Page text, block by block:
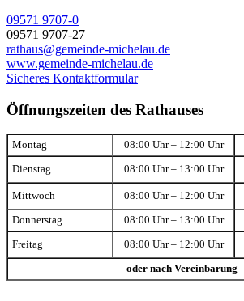
09571 9707-0
09571 9707-27
rathaus@gemeinde-michelau.de
www.gemeinde-michelau.de
Sicheres Kontaktformular
Öffnungszeiten des Rathauses
Montag 08:00 Uhr – 12:00 Uhr
Dienstag 08:00 Uhr – 13:00 Uhr
Mittwoch 08:00 Uhr – 12:00 Uhr
Donnerstag 08:00 Uhr – 13:00 Uhr
Freitag 08:00 Uhr – 12:00 Uhr
oder nach Vereinbarung